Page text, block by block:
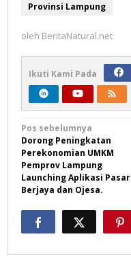
Provinsi Lampung
oleh BeritaNatural.net
Ikuti Kami Pada
Navigasi
pos
Pos sebelumnya
Dorong Peningkatan
Perekonomian UMKM
Pemprov Lampung
Launching Aplikasi Pasar
Berjaya dan Ojesa.